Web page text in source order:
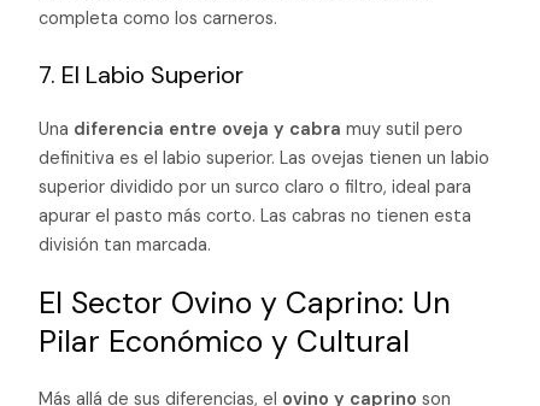
completa como los carneros.
7. El Labio Superior
Una diferencia entre oveja y cabra muy sutil pero
definitiva es el labio superior. Las ovejas tienen un labio
superior dividido por un surco claro o filtro, ideal para
apurar el pasto más corto. Las cabras no tienen esta
división tan marcada.
El Sector Ovino y Caprino: Un
Pilar Económico y Cultural
Más allá de sus diferencias, el ovino y caprino son